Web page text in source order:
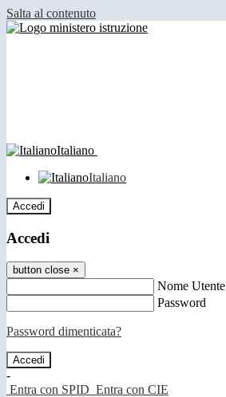
Salta al contenuto
Italiano
Italiano
Accedi
Accedi
button close ×
Nome Utente
Password
Password dimenticata?
-
Entra con SPID Entra con CIE